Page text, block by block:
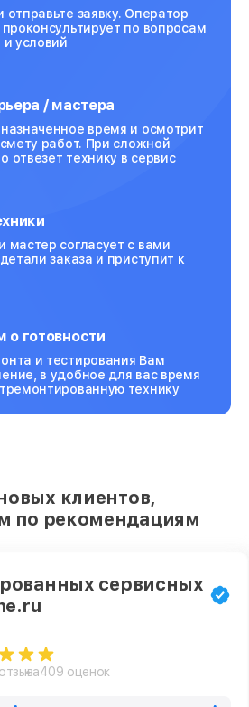
заявку. Оператор
по вопросам
и условий
/ мастера
время и осмотрит
смету работ. При сложной
отвезет технику в сервис
мастер согласует с вами
заказа и приступит к
готовности
и тестирования Вам
в удобное для вас время
технику
клиентов,
по рекомендациям
сервисных
409 оценок